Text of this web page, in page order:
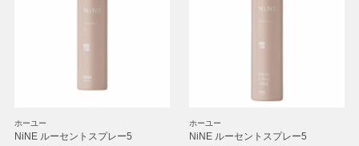
ホーユー
NiNE ルーセントスプレー5
ホーユー
NiNE ルーセントスプレー5